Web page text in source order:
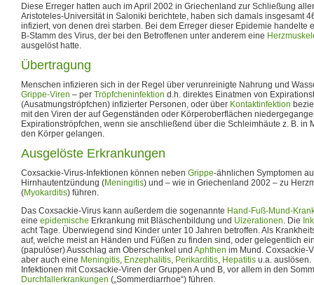
Diese Erreger hatten auch im April 2002 in Griechenland zur Schließung
Aristoteles-Universität in Saloniki berichtete, haben sich damals insgesamt
infiziert, von denen drei starben. Bei dem Erreger dieser Epidemie handelte
B-Stamm des Virus, der bei den Betroffenen unter anderem eine
ausgelöst hatte.
Übertragung
Menschen infizieren sich in der Regel über verunreinigte Nahrung und
Grippe-Viren – per Tröpfcheninfektion d.h. direktes Einatmen von
(Ausatmungströpfchen) infizierter Personen, oder über Kontaktinfektion
mit den Viren der auf Gegenständen oder Körperoberflächen
Expirationströpfchen, wenn sie anschließend über die Schleimhäute z. B. in
den Körper gelangen.
Ausgelöste Erkrankungen
Coxsackie-Virus-Infektionen können neben Grippe-ähnlichen Symptomen
Hirnhautentzündung (Meningitis) und – wie in Griechenland 2002 – zu
(Myokarditis) führen.
Das Coxsackie-Virus kann außerdem die sogenannte Hand-Fuß-Mund-
eine epidemische Erkrankung mit Bläschenbildung und Ulzerationen. Die
acht Tage. Überwiegend sind Kinder unter 10 Jahren betroffen. Als
auf, welche meist an Händen und Füßen zu finden sind, oder gelegentlich
(papulöser) Ausschlag am Oberschenkel und Aphthen im Mund. Coxsackie-
aber auch eine Meningitis, Enzephalitis, Perikarditis, Hepatitis u.a. auslösen.
Infektionen mit Coxsackie-Viren der Gruppen A und B, vor allem in den
Durchfallerkrankungen („Sommerdiarrhoe“) führen.